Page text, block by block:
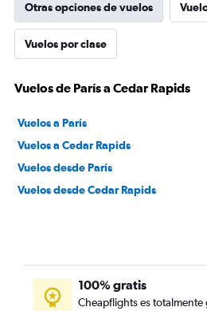
Otras opciones de vuelos
Vuelos por clase
Vuelos de París a Cedar Rapids
Vuelos a París
Vuelos a Cedar Rapids
Vuelos desde París
Vuelos desde Cedar Rapids
100% gratis
Cheapflights es totalmente